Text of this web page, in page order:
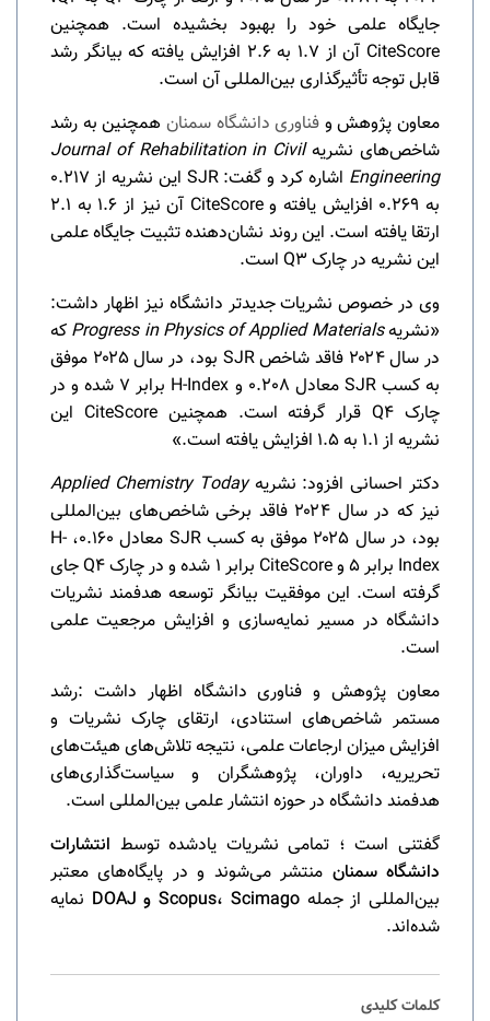
جایگاه علمی خود را بهبود بخشیده است. همچنین
CiteScore آن از 1.7 به 2.6 افزایش یافته که بیانگر رشد
قابل توجه تأثیرگذاری بین‌المللی آن است.
معاون پژوهش و فناوری دانشگاه سمنان همچنین به رشد
شاخص‌های نشریهJournal of Rehabilitation in Civil
Engineering
اشاره کرد و گفت: SJR این نشریه از 0.217
به 0.269 افزایش یافته و CiteScore آن نیز از 1.6 به 2.1
ارتقا یافته است. این روند نشان‌دهنده تثبیت جایگاه علمی
این نشریه در چارک Q3 است.
وی در خصوص نشریات جدیدتر دانشگاه نیز اظهار داشت:
«نشریهProgress in Physics of Applied Materials که
در سال ۲۰۲۴ فاقد شاخص SJR بود، در سال ۲۰۲۵ موفق
به کسب SJR معادل 0.208 و H-Index برابر 7 شده و در
چارک Q4 قرار گرفته است. همچنین CiteScore این
نشریه از 1.1 به 1.5 افزایش یافته است.»
دکتر احسانی افزود: نشریهApplied Chemistry Today
نیز که در سال ۲۰۲۴ فاقد برخی شاخص‌های بین‌المللی
بود، در سال ۲۰۲۵ موفق به کسب SJR معادل 0.160، H-
Index برابر 5 و CiteScore برابر 1 شده و در چارک Q4 جای
گرفته است. این موفقیت بیانگر توسعه هدفمند نشریات
دانشگاه در مسیر نمایه‌سازی و افزایش مرجعیت علمی
است.
معاون پژوهش و فناوری دانشگاه اظهار داشت :رشد
مستمر شاخص‌های استنادی، ارتقای چارک نشریات و
افزایش میزان ارجاعات علمی، نتیجه تلاش‌های هیئت‌های
تحریریه، داوران، پژوهشگران و سیاست‌گذاری‌های
هدفمند دانشگاه در حوزه انتشار علمی بین‌المللی است.
گفتنی است ؛ تمامی نشریات یادشده توسط انتشارات
دانشگاه سمنان منتشر می‌شوند و در پایگاه‌های معتبر
بین‌المللی از جملهScopus، Scimago و DOAJ
نمایه
شده‌اند.
کلمات کلیدی